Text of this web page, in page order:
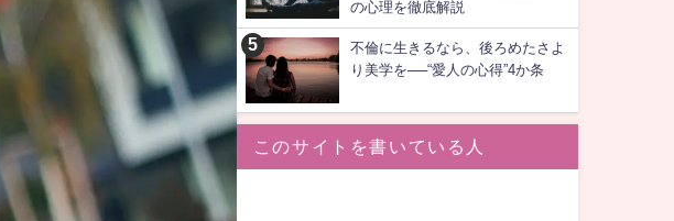
の心理を徹底解説
不倫に生きるなら、後ろめたさよ
り美学を──“愛人の心得”4か条
このサイトを書いている人